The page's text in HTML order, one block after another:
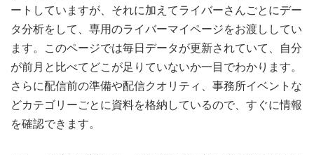
ートしていますが、それに加えてライバーさんごとにデー
タ分析をして、専用のライバーマイページをお渡ししてい
ます。このページでは毎日データが更新されていて、自分
が前月と比べてどこが足りていないか一目でわかります。
さらに配信前の準備や配信クオリティ、事務所イベントな
どカテゴリーごとに資料を格納しているので、すぐに情報
を確認できます。